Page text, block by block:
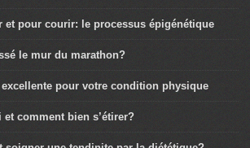
et pour courir: le processus épigénétique
le mur du marathon?
excellente pour votre condition physique
comment bien s’étirer?